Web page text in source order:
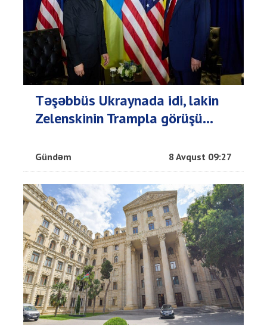
Təşəbbüs Ukraynada idi, lakin
Zelenskinin Trampla görüşü...
Gündəm 8 Avqust 09:27